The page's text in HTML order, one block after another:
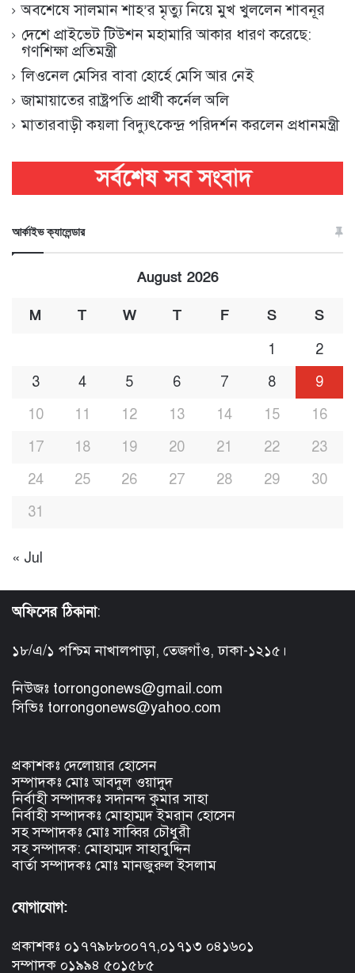
অবশেষে সালমান শাহ’র মৃত্যু নিয়ে মুখ খুললেন শাবনূর
দেশে প্রাইভেট টিউশন মহামারি আকার ধারণ করেছে:
গণশিক্ষা প্রতিমন্ত্রী
লিওনেল মেসির বাবা হোর্হে মেসি আর নেই
জামায়াতের রাষ্ট্রপতি প্রার্থী কর্নেল অলি
মাতারবাড়ী কয়লা বিদ্যুৎকেন্দ্র পরিদর্শন করলেন প্রধানমন্ত্রী
আর্কাইভ ক্যালেন্ডার
August 2026
M T W T F S S
1
2
3
4 5 6 7 8
9
10
11 12 13 14 15
16
17
18 19 20 21 22
23
24
25 26 27 28 29
30
31
« Jul
অফিসের ঠিকানা:
১৮/এ/১ পশ্চিম নাখালপাড়া, তেজগাঁও, ঢাকা-১২১৫।
নিউজঃ torrongonews@gmail.com
সিভিঃ torrongonews@yahoo.com
প্রকাশকঃ দেলোয়ার হোসেন
সম্পাদকঃ মোঃ আবদুল ওয়াদুদ
নির্বাহী সম্পাদকঃ সদানন্দ কুমার সাহা
নির্বাহী সম্পাদকঃ মোহাম্মদ ইমরান হোসেন
সহ সম্পাদকঃ মোঃ সাব্বির চৌধুরী
সহ সম্পাদক: মোহাম্মদ সাহাবুদ্দিন
বার্তা সম্পাদকঃ মোঃ মানজুরুল ইসলাম
যোগাযোগ:
প্রকাশকঃ ০১৭৭৯৮৮০০৭৭,০১৭১৩ ০৪১৬০১
সম্পাদক ০১৯৯৪ ৫০১৫৮৫